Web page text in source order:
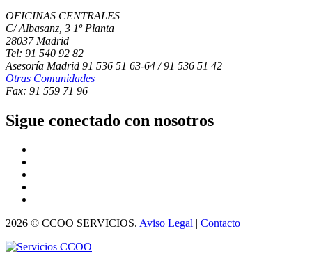
OFICINAS CENTRALES
C/ Albasanz, 3 1º Planta
28037 Madrid
Tel: 91 540 92 82
Asesoría Madrid 91 536 51 63-64 / 91 536 51 42
Otras Comunidades
Fax: 91 559 71 96
Sigue conectado con nosotros
2026 © CCOO SERVICIOS. Aviso Legal | Contacto